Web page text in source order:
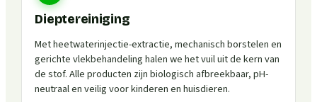
Dieptereiniging
Met heetwaterinjectie-extractie, mechanisch borstelen en
gerichte vlekbehandeling halen we het vuil uit de kern van
de stof. Alle producten zijn biologisch afbreekbaar, pH-
neutraal en veilig voor kinderen en huisdieren.